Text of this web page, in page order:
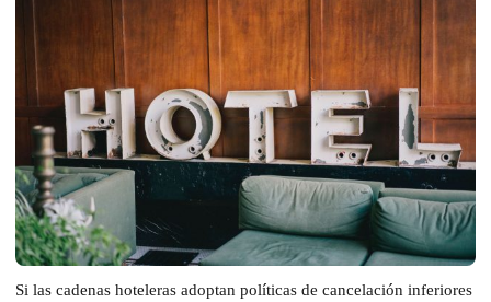
Si las cadenas hoteleras adoptan políticas de cancelación inferiores